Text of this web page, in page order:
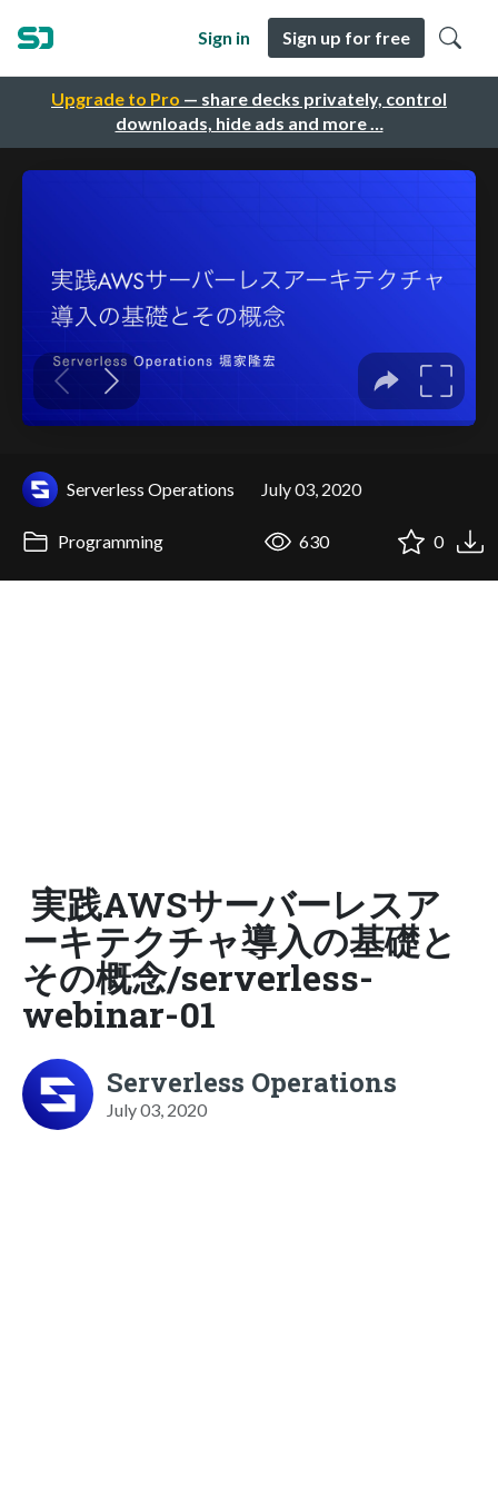
Upgrade to Pro — share decks privately, control
downloads, hide ads and more …
Sign in Sign up for free
Serverless Operations July 03, 2020
Programming 630 0
実践AWSサーバーレスア
ーキテクチャ導入の基礎と
その概念/serverless-
webinar-01
Serverless Operations
July 03, 2020